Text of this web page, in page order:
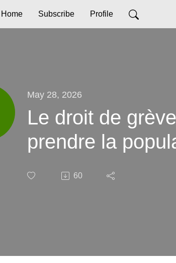
Home Subscribe Profile
May 28, 2026
Le droit de
prendre la
60